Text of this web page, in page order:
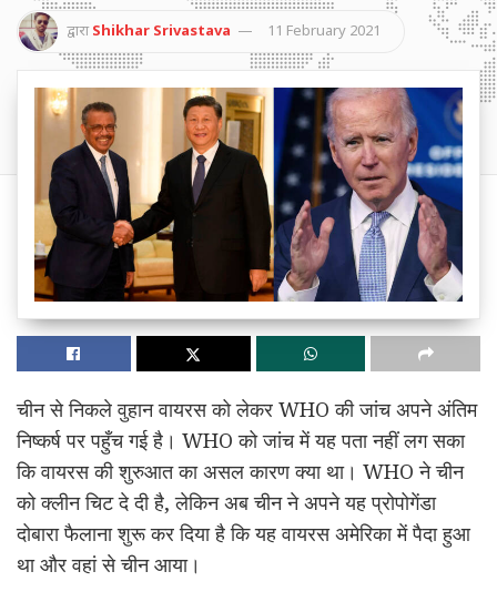
द्वारा Shikhar Srivastava 11 February 2021
चीन से निकले वुहान वायरस को लेकर WHO की जांच अपने अंतिम
निष्कर्ष पर पहुँच गई है। WHO को जांच में यह पता नहीं लग सका
कि वायरस की शुरुआत का असल कारण क्या था। WHO ने चीन
को क्लीन चिट दे दी है, लेकिन अब चीन ने अपने यह प्रोपोगेंडा
दोबारा फैलाना शुरू कर दिया है कि यह वायरस अमेरिका में पैदा हुआ
था और वहां से चीन आया।